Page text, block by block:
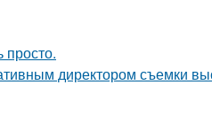
просто.
директором съемки